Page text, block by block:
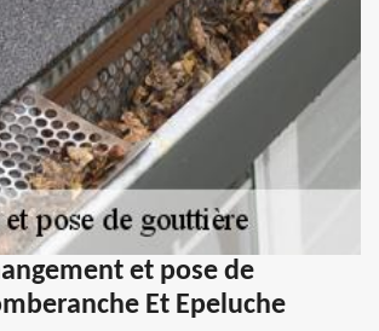
et pose de
Et Epeluche